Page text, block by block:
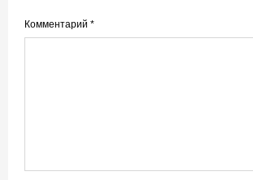
Комментарий *